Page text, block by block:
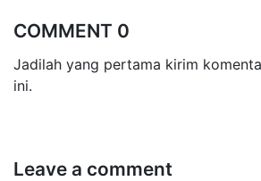
COMMENT 0
Jadilah yang pertama kirim
ini.
Leave a comment